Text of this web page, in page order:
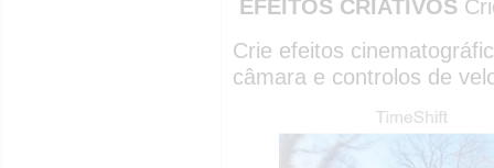
EFEITOS CRIATIVOS
Crie efeitos
câmara e controlos de